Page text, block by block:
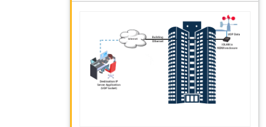
riskiert werden dürfen, auf Perle